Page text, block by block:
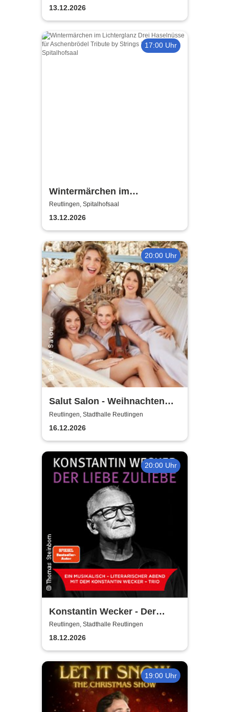
Last Christmas String Quartet
13.12.2026
17:00 Uhr
Wintermärchen im
Lichterglanz Drei Haselnüsse
für Aschenbrödel Tribute by
Strings
Reutlingen, Spitalhofsaal
13.12.2026
20:00 Uhr
Salut Salon - Weihnachten
mit Salut Salon
Reutlingen, Stadthalle Reutlingen
16.12.2026
20:00 Uhr
Konstantin Wecker - Der
Liebe zuliebe
Reutlingen, Stadthalle Reutlingen
18.12.2026
19:00 Uhr